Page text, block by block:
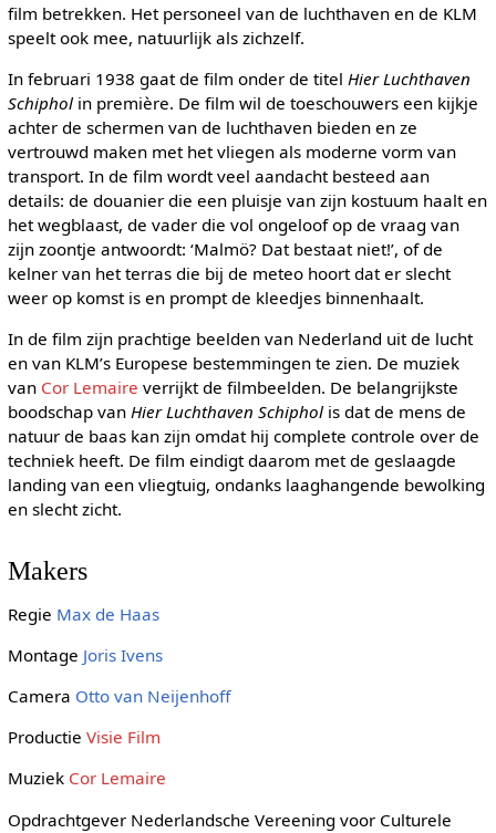
film betrekken. Het personeel van de luchthaven en de KLM
speelt ook mee, natuurlijk als zichzelf.
In februari 1938 gaat de film onder de titel Hier Luchthaven
Schipholin première. De film wil de toeschouwers een kijkje
achter de schermen van de luchthaven bieden en ze
vertrouwd maken met het vliegen als moderne vorm van
transport. In de film wordt veel aandacht besteed aan
details: de douanier die een pluisje van zijn kostuum haalt en
het wegblaast, de vader die vol ongeloof op de vraag van
zijn zoontje antwoordt: ‘Malmö? Dat bestaat niet!’, of de
kelner van het terras die bij de meteo hoort dat er slecht
weer op komst is en prompt de kleedjes binnenhaalt.
In de film zijn prachtige beelden van Nederland uit de lucht
en van KLM’s Europese bestemmingen te zien. De muziek
van Cor Lemaire verrijkt de filmbeelden. De belangrijkste
boodschap van Hier Luchthaven Schipholis dat de mens de
natuur de baas kan zijn omdat hij complete controle over de
techniek heeft. De film eindigt daarom met de geslaagde
landing van een vliegtuig, ondanks laaghangende bewolking
en slecht zicht.
Makers
Regie Max de Haas
Montage Joris Ivens
Camera Otto van Neijenhoff
Productie Visie Film
Muziek Cor Lemaire
Opdrachtgever Nederlandsche Vereening voor Culturele